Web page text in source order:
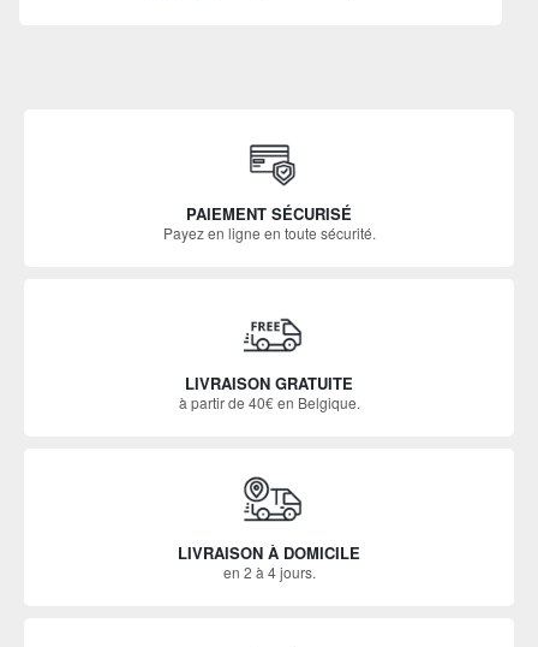
PAIEMENT SÉCURISÉ
Payez en ligne en toute sécurité.
LIVRAISON GRATUITE
à partir de 40€ en Belgique.
LIVRAISON À DOMICILE
en 2 à 4 jours.